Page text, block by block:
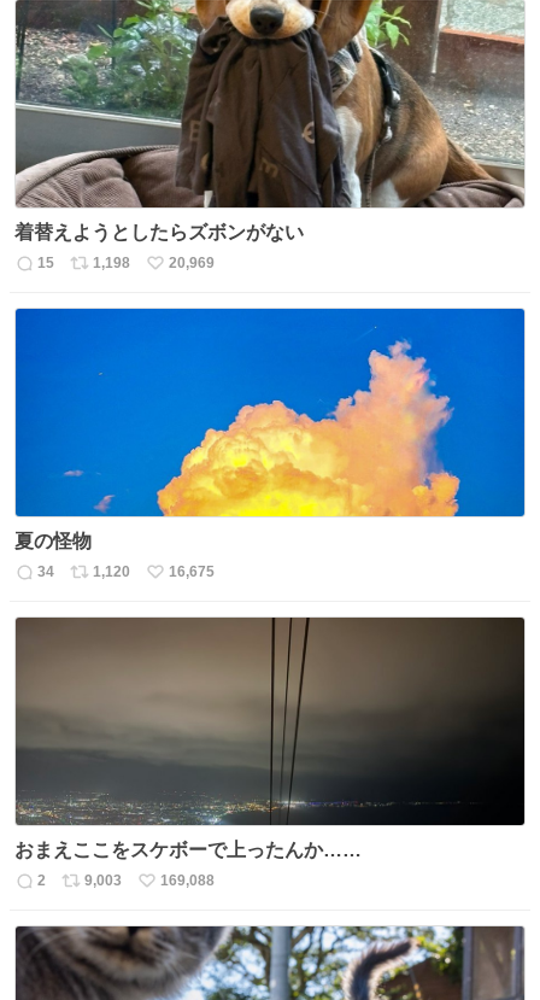
ト
数
ね
数
着替えようとしたらズボンがない
返
15
リ
1,198
い
20,969
夏の怪物
返
34
リ
1,120
い
16,675
おまえここをスケボーで上ったんか……
返
数
2
リ
ス
ト
数
9,003
い
ね
数
169,088